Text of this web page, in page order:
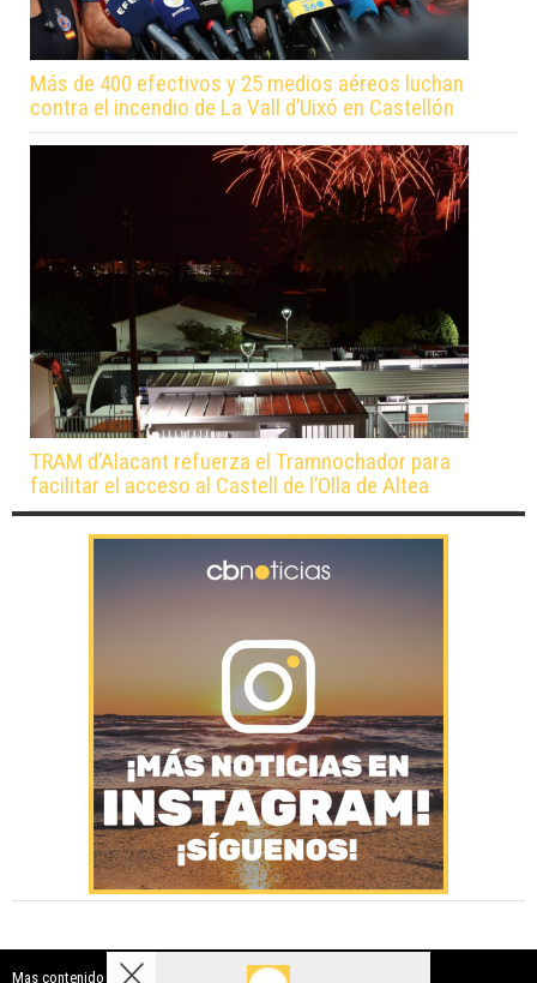
Más de 400 efectivos y 25 medios aéreos luchan
contra el incendio de La Vall d’Uixó en Castellón
TRAM d’Alacant refuerza el Tramnochador para
facilitar el acceso al Castell de l’Olla de Altea
Mas contenido de Costa Blanca Noticias: